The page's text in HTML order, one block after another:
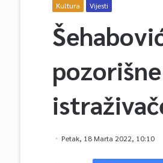
Kultura Vijesti
Petak, 18 Marta 2022, 10:10